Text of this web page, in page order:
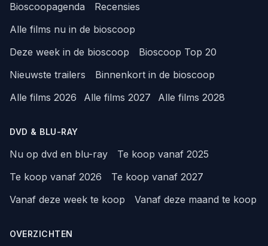
Bioscoopagenda
Recensies
Alle films nu in de bioscoop
Deze week in de bioscoop
Bioscoop Top 20
Nieuwste trailers
Binnenkort in de bioscoop
Alle films 2026
Alle films 2027 Alle films 2028
DVD & BLU-RAY
Nu op dvd en blu-ray
Te koop vanaf 2025
Te koop vanaf 2026
Te koop vanaf 2027
Vanaf deze week te koop
Vanaf deze maand te koop
OVERZICHTEN